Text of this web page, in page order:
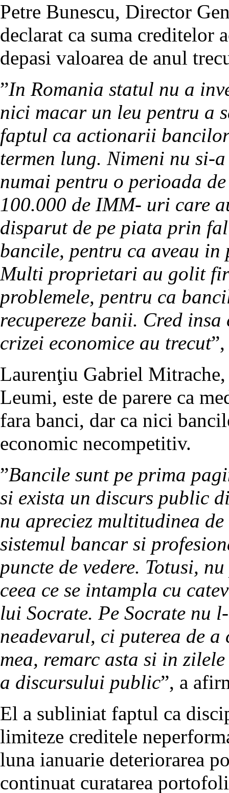
Petre Bunescu, Director
declarat ca suma creditelor
depasi valoarea de anul
”In Romania statul nu a
nici macar un leu pentru a
faptul ca actionarii
termen lung. Nimeni nu si-
numai pentru o perioada
100.000 de IMM- uri care
disparut de pe piata prin
bancile, pentru ca aveau
Multi proprietari au golit
problemele, pentru ca
recupereze banii. Cred
crizei economice au trecut
Laurenţiu Gabriel
Leumi, este de parere ca
fara banci, dar ca nici
economic necompetitiv.
”Bancile sunt pe prima
si exista un discurs public
nu apreciez multitudinea
sistemul bancar si
puncte de vedere. Totusi,
ceea ce se intampla cu
lui Socrate. Pe Socrate nu
neadevarul, ci puterea de
mea, remarc asta si in
a discursului public”, a
El a subliniat faptul ca
limiteze creditele
luna ianuarie deteriorarea
continuat curatarea